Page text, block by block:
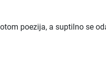
poezija, a suptilno se